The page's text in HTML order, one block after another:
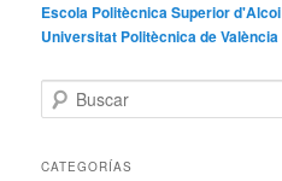
Escola Politècnica Superior d'Alcoi
Universitat Politècnica de València
u
c
CATEGORÍAS